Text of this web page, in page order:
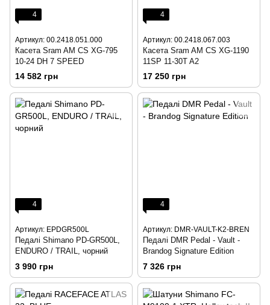
4
Артикул: 00.2418.051.000
Касета Sram AM CS XG-795
10-24 DH 7 SPEED
14 582 грн
4
Артикул: 00.2418.067.003
Касета Sram AM CS XG-1190
11SP 11-30T A2
17 250 грн
4
Артикул: EPDGR500L
Педалі Shimano PD-GR500L,
ENDURO / TRAIL, чорний
3 990 грн
4
Артикул: DMR-VAULT-K2-BREN
Педалі DMR Pedal - Vault -
Brandog Signature Edition
7 326 грн